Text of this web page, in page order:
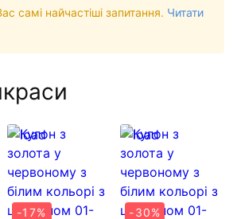
самі найчастіші запитання. Читати
-17%
-30%